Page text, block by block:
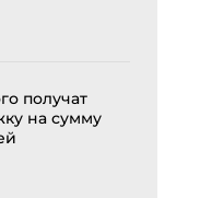
получат
на сумму